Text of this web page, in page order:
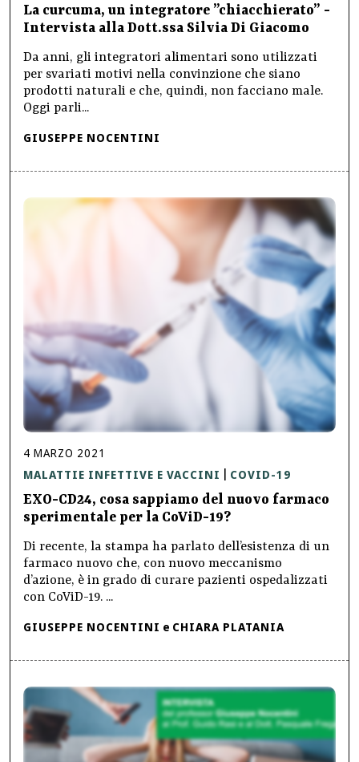
La curcuma, un integratore ”chiacchierato” -
Intervista alla Dott.ssa Silvia Di Giacomo
Da anni, gli integratori alimentari sono utilizzati
per svariati motivi nella convinzione che siano
prodotti naturali e che, quindi, non facciano male.
Oggi parli...
GIUSEPPE NOCENTINI
4 MARZO 2021
MALATTIE INFETTIVE E VACCINI
COVID-19
EXO-CD24, cosa sappiamo del nuovo farmaco
sperimentale per la CoViD-19?
Di recente, la stampa ha parlato dell’esistenza di un
farmaco nuovo che, con nuovo meccanismo
d’azione, è in grado di curare pazienti ospedalizzati
con CoViD-19. ...
GIUSEPPE NOCENTINI e CHIARA PLATANIA